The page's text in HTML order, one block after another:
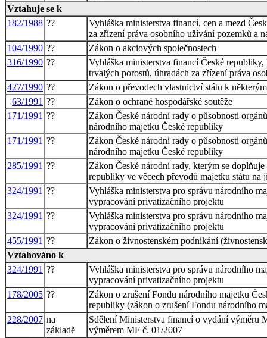
Vztahuje se k
182/1988 ??
Vyhláška ministerstva financí, cen a mezd
za zřízení práva osobního užívání pozemků a
104/1990 ??
Zákon o akciových společnostech
316/1990 ??
Vyhláška ministerstva financí České
trvalých porostů, úhradách za zřízení práva
427/1990 ??
Zákon o převodech vlastnictví státu k
63/1991 ??
Zákon o ochraně hospodářské soutěže
171/1991 ??
Zákon České národní rady o působnosti
národního majetku České republiky
171/1991 ??
Zákon České národní rady o působnosti
národního majetku České republiky
285/1991 ??
Zákon České národní rady, kterým se
republiky ve věcech převodů majetku státu
324/1991 ??
Vyhláška ministerstva pro správu národního
vypracování privatizačního projektu
324/1991 ??
Vyhláška ministerstva pro správu národního
vypracování privatizačního projektu
455/1991 ??
Zákon o živnostenském podnikání
Vztahováno k
324/1991 ??
Vyhláška ministerstva pro správu národního
vypracování privatizačního projektu
178/2005 ??
Zákon o zrušení Fondu národního majetku
republiky (zákon o zrušení Fondu národního
228/2007 na
základě
Sdělení Ministerstva financí o vydání výměru
výměrem MF č. 01/2007